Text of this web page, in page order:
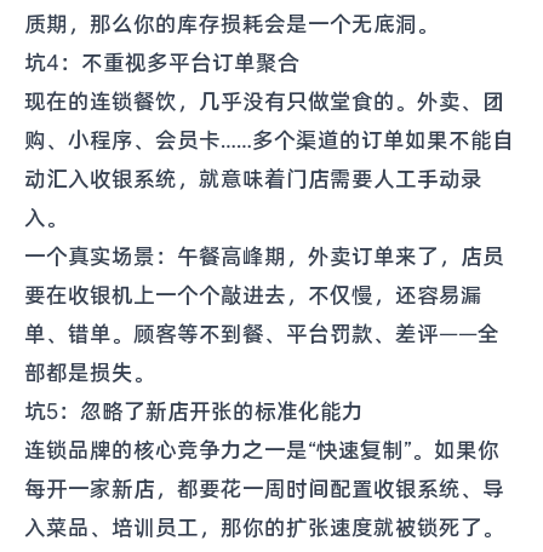
质期，那么你的库存损耗会是一个无底洞。
坑4：不重视多平台订单聚合
现在的连锁餐饮，几乎没有只做堂食的。外卖、团
购、小程序、会员卡……多个渠道的订单如果不能自
动汇入收银系统，就意味着门店需要人工手动录
入。
一个真实场景：午餐高峰期，外卖订单来了，店员
要在收银机上一个个敲进去，不仅慢，还容易漏
单、错单。顾客等不到餐、平台罚款、差评——全
部都是损失。
坑5：忽略了新店开张的标准化能力
连锁品牌的核心竞争力之一是“快速复制”。如果你
每开一家新店，都要花一周时间配置收银系统、导
入菜品、培训员工，那你的扩张速度就被锁死了。